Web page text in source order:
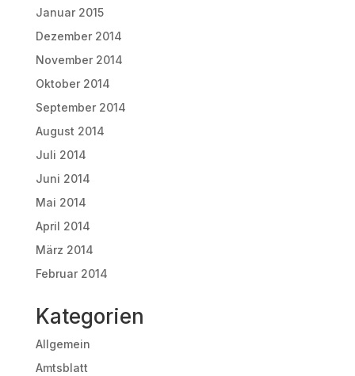
Januar 2015
Dezember 2014
November 2014
Oktober 2014
September 2014
August 2014
Juli 2014
Juni 2014
Mai 2014
April 2014
März 2014
Februar 2014
Kategorien
Allgemein
Amtsblatt